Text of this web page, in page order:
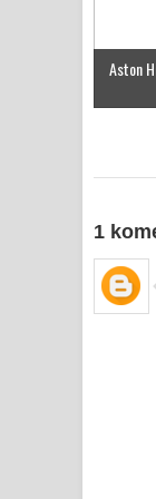
Aston
1